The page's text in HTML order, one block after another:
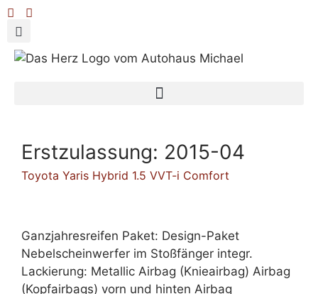
Erstzulassung: 2015-04
Toyota Yaris Hybrid 1.5 VVT-i Comfort
Ganzjahresreifen Paket: Design-Paket
Nebelscheinwerfer im Stoßfänger integr.
Lackierung: Metallic Airbag (Knieairbag) Airbag
(Kopfairbags) vorn und hinten Airbag